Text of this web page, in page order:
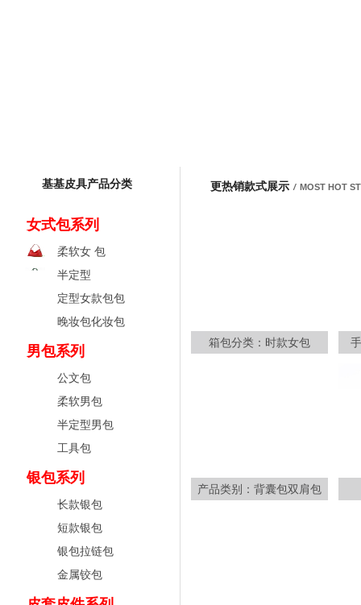
基基皮具产品分类
女式包系列
柔软女 包
半定型
定型女款包包
晚妆包化妆包
男包系列
公文包
柔软男包
半定型男包
工具包
银包系列
长款银包
短款银包
银包拉链包
金属铰包
更热销款式展示 / MOST HOT
箱包分类：时款女包
产品类别：背囊包双肩包